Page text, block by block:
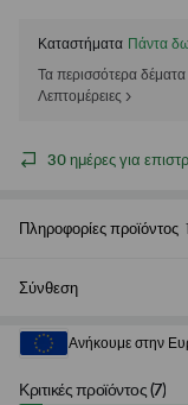
Καταστήματα Πάντα
Τα περισσότερα
Λεπτομέρειες >
30 ημέρες για
Πληροφορίες προϊόντος
Σύνθεση
Ανήκουμε στην
Κριτικές προϊόντος(7)